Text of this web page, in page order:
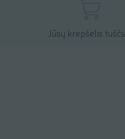
Jūsų krepšelis